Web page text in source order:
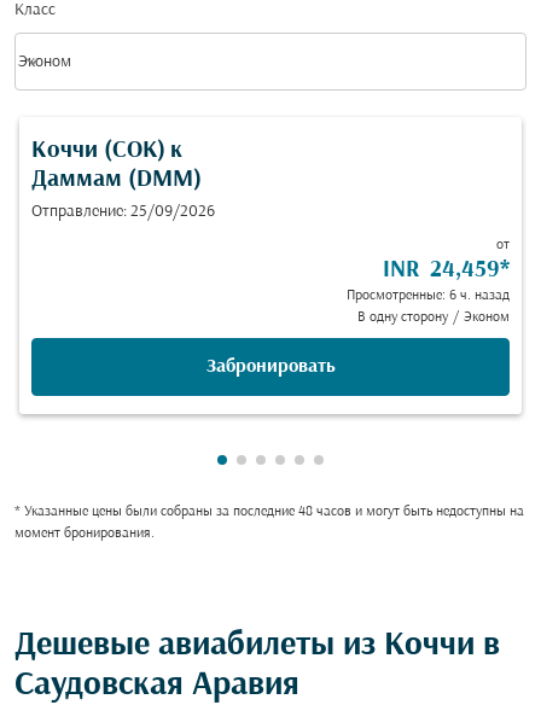
Класс
Класс option Эконом Selected
Эконом
keyboard_arrow_down
Коччи (COK) к
Даммам (DMM)
Отправление: 25/09/2026
от
INR 24,459*
Просмотренные: 6 ч. назад
В одну сторону / Эконом
Забронировать
Показаны cmp-pagination-
Показаны cmp-pagination-
Показаны cmp-pagination-
Показаны cmp-pagination-
Показаны cmp-
Показаны cmp-
* Указанные цены были собраны за последние 48 часов и могут быть недоступны на
момент бронирования.
Дешевые авиабилеты из Коччи в
Саудовская Аравия